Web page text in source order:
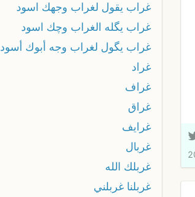
غراب يقول لغراب وجهك اسود
غراب يگله الغراب وچك اسود
غراب يگول لغراب وجه أبوك أسود
غراد
غراف
غراق
غرايف
غربال
غربلك الله
غربلنا غربلني